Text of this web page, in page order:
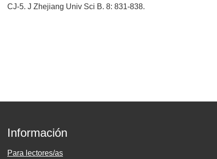
CJ-5. J Zhejiang Univ Sci B. 8: 831-838.
Información
Para lectores/as